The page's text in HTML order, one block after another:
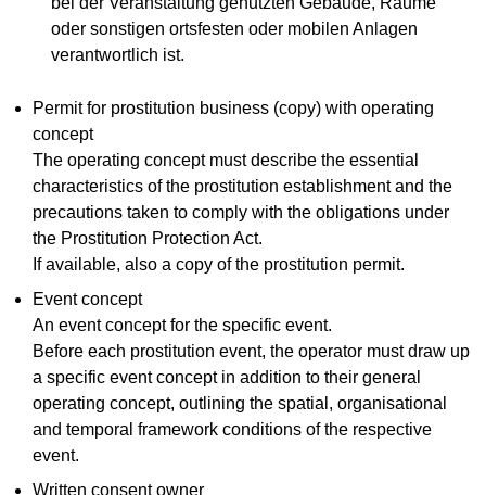
oder sonstigen ortsfesten oder mobilen Anlagen
verantwortlich ist.
Permit for prostitution business (copy) with operating
concept
The operating concept must describe the essential
characteristics of the prostitution establishment and the
precautions taken to comply with the obligations under
the Prostitution Protection Act.
If available, also a copy of the prostitution permit.
Event concept
An event concept for the specific event.
Before each prostitution event, the operator must draw up
a specific event concept in addition to their general
operating concept, outlining the spatial, organisational
and temporal framework conditions of the respective
event.
Written consent owner